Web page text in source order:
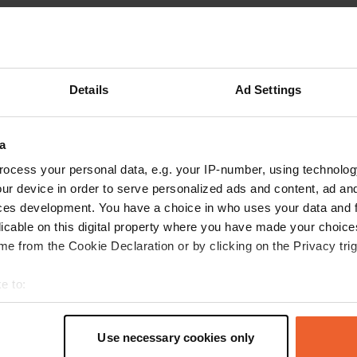
Details Ad Settings
your personal data, e.g. your IP-number, using
device in order to serve personalized ads and content, ad
development. You have a choice in who uses your data and
on this digital property where you have made your
from the Cookie Declaration or by clicking on the Privacy
to:
geographical location which can be accurate to within
personal data is processed and set your preferences in the
Use necessary cookies only
avis
Les installations sont certes très sommaires,
mais le cadre est magnifique. Pour accéder au
terrain, il faut payer 10 livres au propriétaire, au
bout du chemin à droite, et lui demander le code